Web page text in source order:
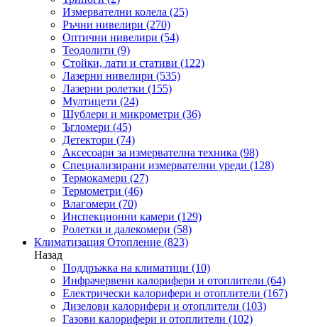
Измервателни колела (25)
Ръчни нивелири (270)
Оптични нивелири (54)
Теодолити (9)
Стойки, лати и стативи (122)
Лазерни нивелири (535)
Лазерни ролетки (155)
Мултицети (24)
Шублери и микрометри (36)
Ъгломери (45)
Детектори (74)
Аксесоари за измервателна техника (98)
Специализирани измервателни уреди (128)
Термокамери (27)
Термометри (46)
Влагомери (70)
Инспекционни камери (129)
Ролетки и далекомери (58)
Климатизация Отопление (823)
Назад
Поддръжка на климатици (10)
Инфрачервени калорифери и отоплители (64)
Електрически калорифери и отоплители (167)
Дизелови калорифери и отоплители (103)
Газови калорифери и отоплители (102)